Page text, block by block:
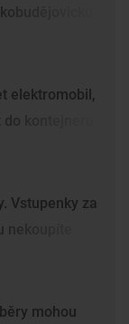
elektromobil,
kontejneru
Vstupenky za
mohou